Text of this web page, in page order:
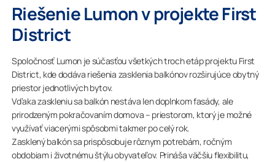
Riešenie Lumon v projekte First
District
Spoločnosť Lumon je súčasťou všetkých troch etáp projektu First
District, kde dodáva riešenia zasklenia balkónov rozširujúce obytný
priestor jednotlivých bytov.
Vďaka zaskleniu sa balkón nestáva len doplnkom fasády, ale
prirodzeným pokračovaním domova – priestorom, ktorý je možné
využívať viacerými spôsobmi takmer po celý rok.
Zasklený balkón sa prispôsobuje rôznym potrebám, ročným
obdobiam i životnému štýlu obyvateľov. Prináša väčšiu flexibilitu,